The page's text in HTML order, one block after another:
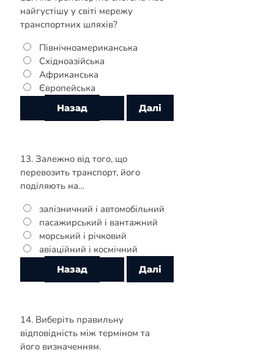
найгустішу у світі мережу
транспортних шляхів?
Північноамериканська
Східноазійська
Африканська
Європейська
13. Залежно від того, що
перевозить транспорт, його
поділяють на…
залізничний і автомобільний
пасажирський і вантажний
морський і річковий
авіаційний і космічний
14. Виберіть правильну
відповідність між терміном та
його визначенням.